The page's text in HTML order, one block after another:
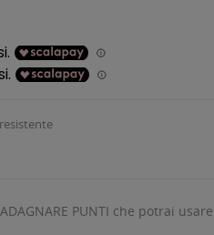
PUNTI che potrai